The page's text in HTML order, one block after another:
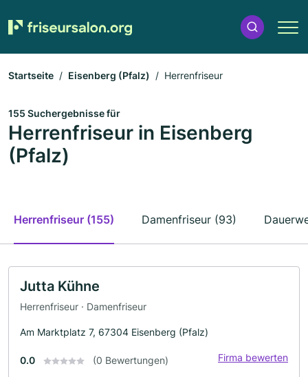
Startseite Eisenberg (Pfalz) Herrenfriseur
155 Suchergebnisse für
Herrenfriseur in Eisenberg
(Pfalz)
Herrenfriseur (155) Damenfriseur (93)
Jutta Kühne
Herrenfriseur · Damenfriseur
Am Marktplatz 7, 67304 Eisenberg (Pfalz)
0.0 (0 Bewertungen) Firma bewerten